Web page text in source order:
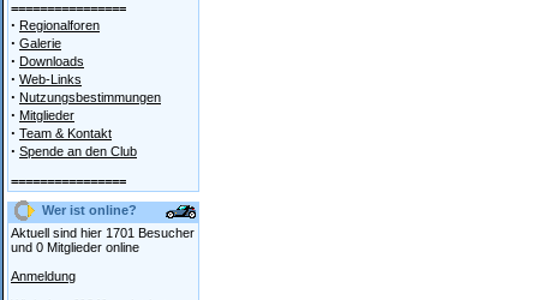
================
· Regionalforen
· Galerie
· Downloads
· Web-Links
· Nutzungsbestimmungen
· Mitglieder
· Team & Kontakt
· Spende an den Club
================
Wer ist online?
Aktuell sind hier 1701 Besucher
und 0 Mitglieder online
Anmeldung